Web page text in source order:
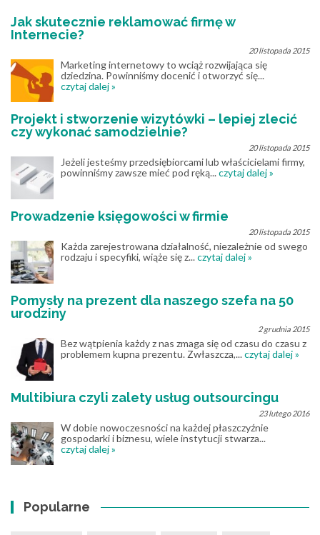
Jak skutecznie reklamować firmę w
Internecie?
20 listopada 2015
Marketing internetowy to wciąż rozwijająca się
dziedzina. Powinniśmy docenić i otworzyć się...
czytaj dalej »
Projekt i stworzenie wizytówki – lepiej zlecić
czy wykonać samodzielnie?
20 listopada 2015
Jeżeli jesteśmy przedsiębiorcami lub właścicielami firmy,
powinniśmy zawsze mieć pod ręką...czytaj dalej »
Prowadzenie księgowości w firmie
20 listopada 2015
Każda zarejestrowana działalność, niezależnie od swego
rodzaju i specyfiki, wiąże się z...czytaj dalej »
Pomysły na prezent dla naszego szefa na 50
urodziny
2 grudnia 2015
Bez wątpienia każdy z nas zmaga się od czasu do czasu z
problemem kupna prezentu. Zwłaszcza,...czytaj dalej »
Multibiura czyli zalety usług outsourcingu
23 lutego 2016
W dobie nowoczesności na każdej płaszczyźnie
gospodarki i biznesu, wiele instytucji stwarza...
czytaj dalej »
Popularne